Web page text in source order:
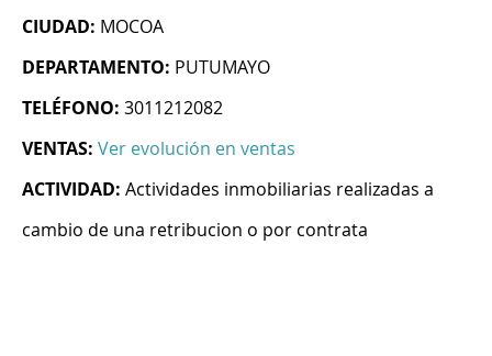
CIUDAD: MOCOA
DEPARTAMENTO: PUTUMAYO
TELÉFONO: 3011212082
VENTAS: Ver evolución en ventas
ACTIVIDAD: Actividades inmobiliarias realizadas a
cambio de una retribucion o por contrata